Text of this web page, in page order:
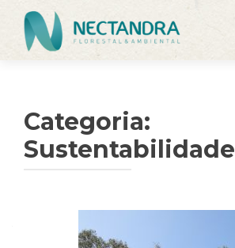
Categoria:
Sustentabilidade